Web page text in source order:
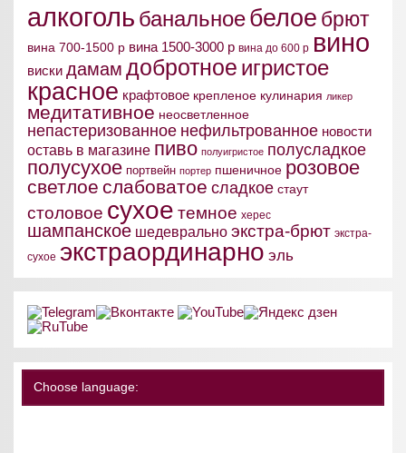
алкоголь банальноебелое брют
вина 700-1500 р вина 1500-3000 р вина до 600 р вино
виски дамам добротное игристое
красное крафтовое крепленое кулинария ликер
медитативное неосветленное
непастеризованное нефильтрованное новости
оставь в магазине пиво полуигристое полусладкое
полусухое портвейн портер пшеничное розовое
светлое слабоватое сладкое стаут
столовое сухое темное херес
шампанское шедеврально экстра-брют экстра-
сухое экстраординарно эль
Choose language: